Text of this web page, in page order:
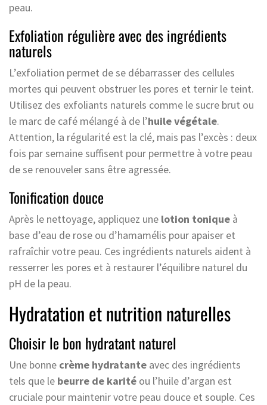
peau.
Exfoliation régulière avec des ingrédients
naturels
L’exfoliation permet de se débarrasser des cellules
mortes qui peuvent obstruer les pores et ternir le teint.
Utilisez des exfoliants naturels comme le sucre brut ou
le marc de café mélangé à de l’huile végétale.
Attention, la régularité est la clé, mais pas l’excès : deux
fois par semaine suffisent pour permettre à votre peau
de se renouveler sans être agressée.
Tonification douce
Après le nettoyage, appliquez une lotion tonique à
base d’eau de rose ou d’hamamélis pour apaiser et
rafraîchir votre peau. Ces ingrédients naturels aident à
resserrer les pores et à restaurer l’équilibre naturel du
pH de la peau.
Hydratation et nutrition naturelles
Choisir le bon hydratant naturel
Une bonne crème hydratante avec des ingrédients
tels que le beurre de karité ou l’huile d’argan est
cruciale pour maintenir votre peau douce et souple. Ces